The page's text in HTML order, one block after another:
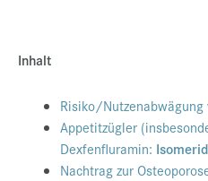
Presse
Kontakt
Datenschutz
Inhalt
Risiko/
Appetitzügler
Dexfenfluramin:
Nachtrag zur